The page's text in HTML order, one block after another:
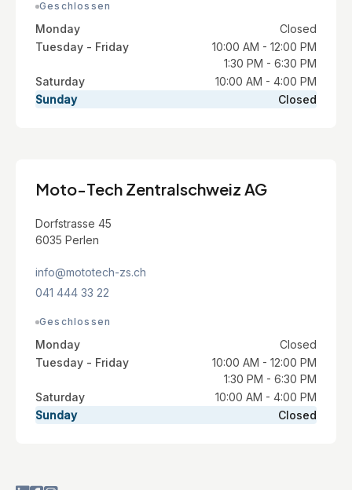
Geschlossen
Monday
Closed
Tuesday - Friday
10:00 AM - 12:00 PM
1:30 PM - 6:30 PM
Saturday
10:00 AM - 4:00 PM
Sunday
Closed
Moto-Tech Zentralschweiz AG
Dorfstrasse 45
6035 Perlen
info@mototech-zs.ch
041 444 33 22
Geschlossen
Monday
Closed
Tuesday - Friday
10:00 AM - 12:00 PM
1:30 PM - 6:30 PM
Saturday
10:00 AM - 4:00 PM
Sunday
Closed